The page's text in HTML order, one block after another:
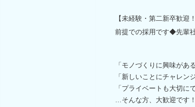
【未経験・第二新卒歓
前提での採用です◆先輩
「モノづくりに興味がある
「新しいことにチャレン
「プライベートも大切に
…そんな方、大歓迎です